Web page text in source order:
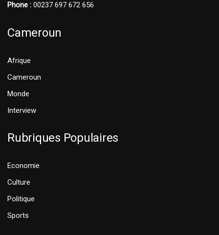
Phone : 00237 697 672 656
Cameroun
Afrique
Cameroun
Monde
Interview
Rubriques Populaires
Economie
Culture
Politique
Sports